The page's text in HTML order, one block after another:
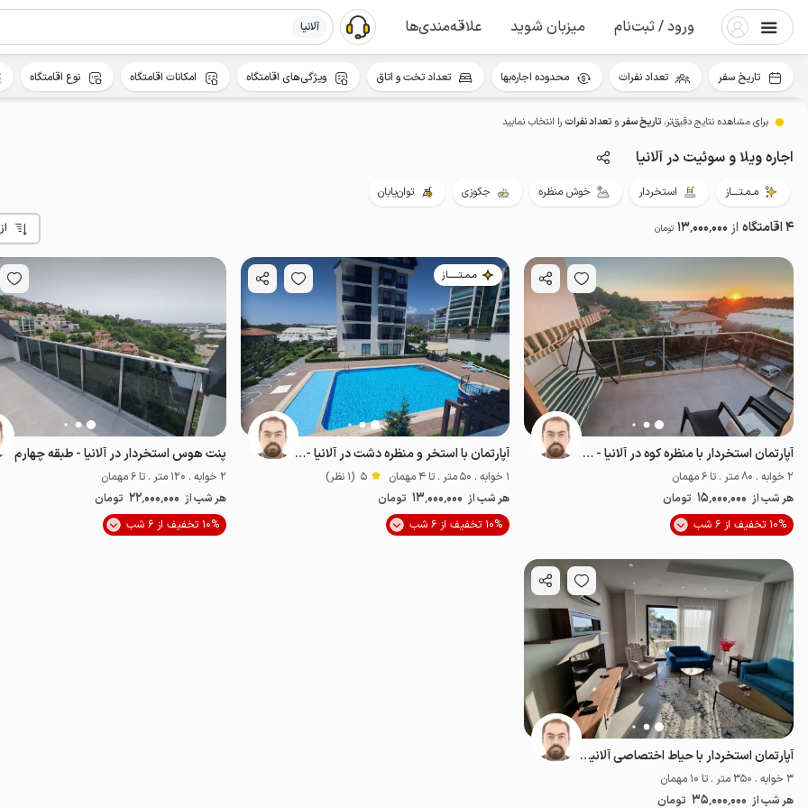
ورود / ثبت‌نام میزبان شوید علاقه‌مندی‌ها آلانیا
برای مشاهده نتایج دقیق‌تر، تاریخ سفرو تعداد نفراترا انتخاب نمایید
اجاره ویلا و سوئیت در آلانیا
مـمـتــــاز استخردار خوش منظره جکوزی توان‌یابان
4 اقامتگاه از 13٬000٬000 تومان
آپارتمان استخردار با منظره کوه در آلانیا - ط۲
2 خوابه . 80 متر . تا 6 مهمان
هر شب از 15٬000٬000 تومان
10% تخفیف از 6 شب
مناسب توان‌یاب موقعیت در نقشه
مـمـتــــــاز
آپارتمان با استخر و منظره دشت در آلانیا - ط۳
1 خوابه . 50 متر . تا 4 مهمان 5 (1 نظر)
هر شب از 13٬000٬000 تومان
10% تخفیف از 6 شب
مناسب توان‌یاب
پنت هوس استخردار در آلانیا - طبقه چهارم
2 خوابه . 120 متر . تا 6 مهمان
هر شب از 22٬000٬000 تومان
10% تخفیف از 6 شب
آپارتمان استخردار با حیاط اختصاصی آلانیا -ط ۱
3 خوابه . 350 متر . تا 10 مهمان
هر شب از 35٬000٬000 تومان
تاریخ سفر تعداد نفرات محدوده اجاره‌بها تعداد تخت و اتاق ویژگی‌های اقامتگاه امکانات اقامتگاه نوع اقامتگاه